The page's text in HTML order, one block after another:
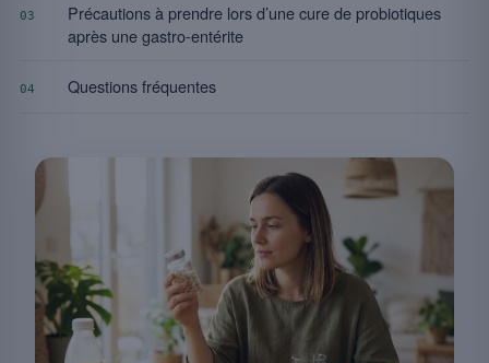
03
Précautions à prendre lors d’une cure de probiotiques
après une gastro-entérite
04 Questions fréquentes